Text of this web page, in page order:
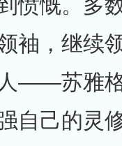
愤慨。多
袖，继续
——苏雅
自己的灵